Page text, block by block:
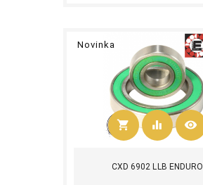
Novinka
shopping_cart
Kúpiť
equalizer visibility
CXD 6902 LLB ENDURO